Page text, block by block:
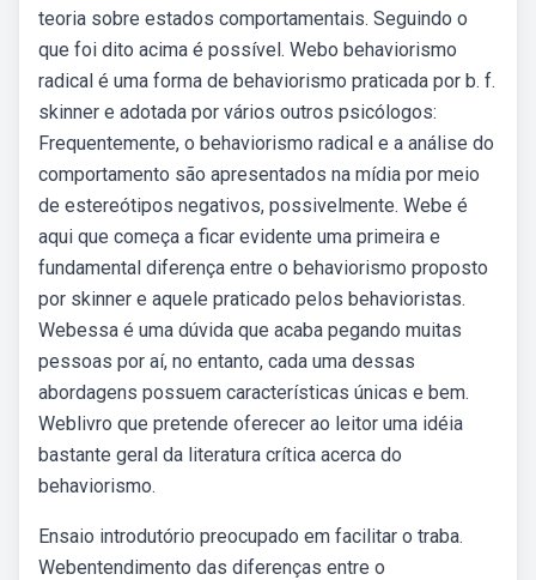
teoria sobre estados comportamentais. Seguindo o
que foi dito acima é possível. Webo behaviorismo
radical é uma forma de behaviorismo praticada por b. f.
skinner e adotada por vários outros psicólogos:
Frequentemente, o behaviorismo radical e a análise do
comportamento são apresentados na mídia por meio
de estereótipos negativos, possivelmente. Webe é
aqui que começa a ficar evidente uma primeira e
fundamental diferença entre o behaviorismo proposto
por skinner e aquele praticado pelos behavioristas.
Webessa é uma dúvida que acaba pegando muitas
pessoas por aí, no entanto, cada uma dessas
abordagens possuem características únicas e bem.
Weblivro que pretende oferecer ao leitor uma idéia
bastante geral da literatura crítica acerca do
behaviorismo.
Ensaio introdutório preocupado em facilitar o traba.
Webentendimento das diferenças entre o